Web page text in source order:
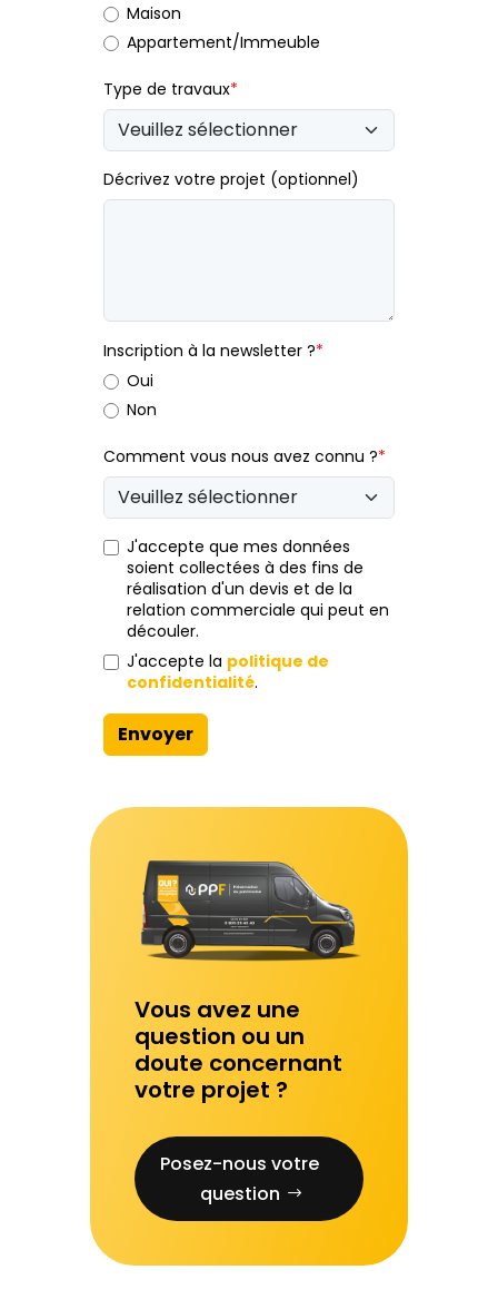
Maison
Appartement/Immeuble
Type de travaux*
Décrivez votre projet (optionnel)
Inscription à la newsletter ?*
Oui
Non
Comment vous nous avez connu ?*
J'accepte que mes données
soient collectées à des fins de
réalisation d'un devis et de la
relation commerciale qui peut en
découler.
J'accepte la politique de
confidentialité.
Envoyer
Vous avez une
question ou un
doute concernant
votre projet ?
Posez-nous votre
question